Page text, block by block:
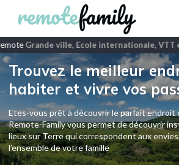
Grande ville, Ecole internationale, VTT
Trouvez le meilleur
habiter et vivre vos
Etes-vous prêt à découvrir le parfait endroit
Remote-Family vous permet de découvrir
lieux sur Terre qui correspondent aux
l’ensemble de votre famille